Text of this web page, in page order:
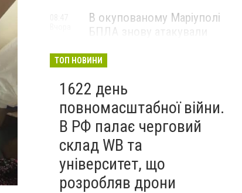
паввпп
В окупованому Маріуполі
БПЛА знову атакували
— ВІДЕО
ТОП НОВИНИ
1622 день
повномасштабної війни.
В РФ палає черговий
склад WB та
університет, що
розробляв дрони